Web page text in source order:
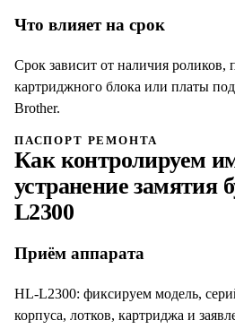
Что влияет на срок
Срок зависит от наличия роликов,
картриджного блока или платы
Brother.
ПАСПОРТ РЕМОНТА
Как контролируем
устранение замятия
L2300
Приём аппарата
HL-L2300: фиксируем модель,
корпуса, лотков, картриджа и